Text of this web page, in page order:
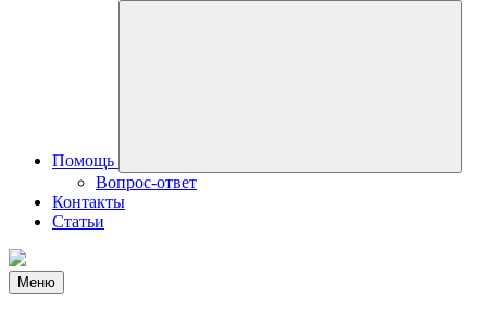
Помощь
Вопрос-ответ
Контакты
Статьи
Меню